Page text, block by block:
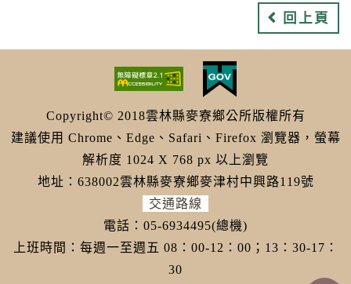
回上頁
Copyright© 2018雲林縣麥寮鄉公所版權所有
建議使用 Chrome、Edge、Safari、Firefox 瀏覽器，螢幕
解析度 1024 X 768 px 以上瀏覽
地址：638002雲林縣麥寮鄉麥津村中興路119號
交通路線
電話：05-6934495(總機)
上班時間：每週一至週五 08：00-12：00；13：30-17：
30